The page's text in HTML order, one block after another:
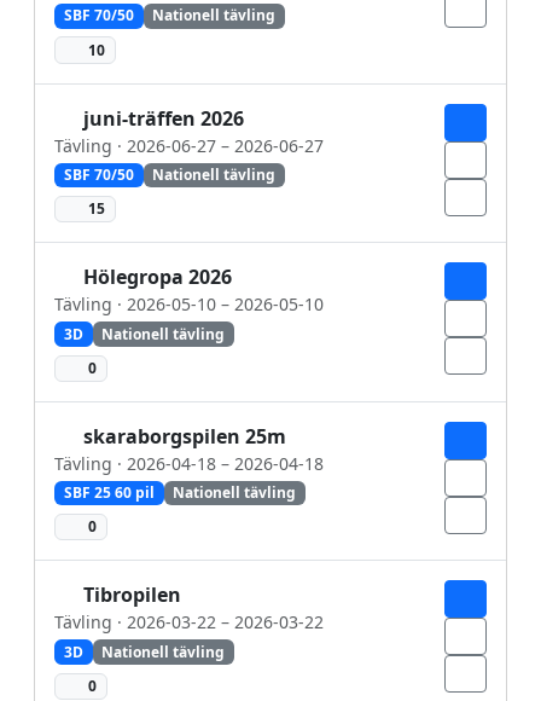
SBF 70/50
Nationell tävling
10
juni-träffen 2026
Tävling · 2026-06-27 – 2026-06-27
SBF 70/50
Nationell tävling
15
Hölegropa 2026
Tävling · 2026-05-10 – 2026-05-10
3D
Nationell tävling
0
skaraborgspilen 25m
Tävling · 2026-04-18 – 2026-04-18
SBF 25 60 pil
Nationell tävling
0
Tibropilen
Tävling · 2026-03-22 – 2026-03-22
3D
Nationell tävling
0